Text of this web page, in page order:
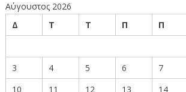
Αύγουστος 2026
Δ
Τ Τ Π Π
3
4 5 6 7
10
11 12 13 14